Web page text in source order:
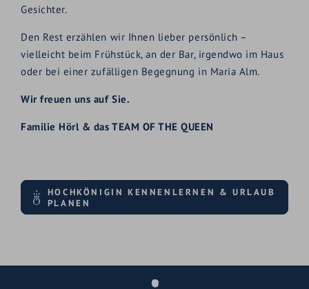
Gesichter.
Den Rest erzählen wir Ihnen lieber persönlich –
vielleicht beim Frühstück, an der Bar, irgendwo im Haus
oder bei einer zufälligen Begegnung in Maria Alm.
Wir freuen uns auf Sie.
Familie Hörl & das TEAM OF THE QUEEN
HOCHKÖNIGIN KENNENLERNEN & URLAUB
PLANEN